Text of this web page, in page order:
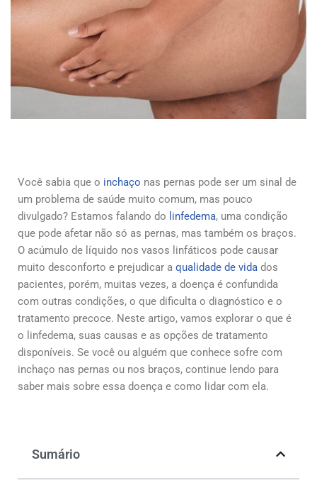
Você sabia que o inchaço nas pernas pode ser um sinal de
um problema de saúde muito comum, mas pouco
divulgado? Estamos falando do linfedema, uma condição
que pode afetar não só as pernas, mas também os braços.
O acúmulo de líquido nos vasos linfáticos pode causar
muito desconforto e prejudicar a qualidade de vida dos
pacientes, porém, muitas vezes, a doença é confundida
com outras condições, o que dificulta o diagnóstico e o
tratamento precoce. Neste artigo, vamos explorar o que é
o linfedema, suas causas e as opções de tratamento
disponíveis. Se você ou alguém que conhece sofre com
inchaço nas pernas ou nos braços, continue lendo para
saber mais sobre essa doença e como lidar com ela.
Sumário